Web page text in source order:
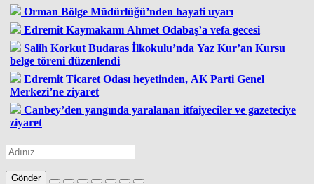
Orman Bölge Müdürlüğü’nden hayati uyarı
Edremit Kaymakamı Ahmet Odabaş’a vefa gecesi
Salih Korkut Budaras İlkokulu’nda Yaz Kur’an Kursu
belge töreni düzenlendi
Edremit Ticaret Odası heyetinden, AK Parti Genel
Merkezi’ne ziyaret
Canbey’den yangında yaralanan itfaiyeciler ve gazeteciye
ziyaret
Gönder